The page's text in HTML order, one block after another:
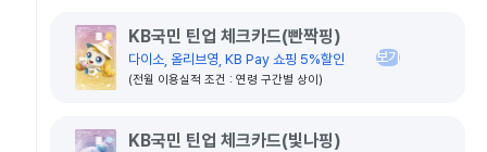
KB국민 틴업 체크카드(빤짝핑)
다이소, 올리브영, KB Pay 쇼핑 5%할인
(전월 이용실적 조건 : 연령 구간별 상이)
보기
KB국민 틴업 체크카드(빛나핑)